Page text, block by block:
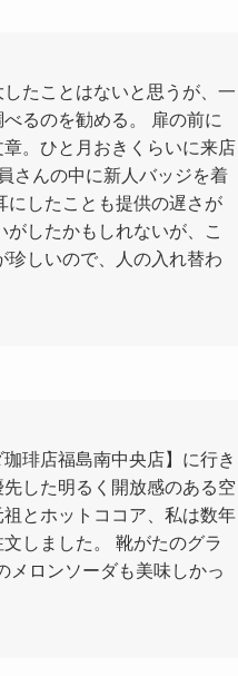
たことはないと思うが、一
るのを勧める。 扉の前に
。ひと月おきくらいに来店
さんの中に新人バッジを着
にしたことも提供の遅さが
したかもしれないが、こ
珍しいので、人の入れ替わ
琲店福島南中央店】に行き
した明るく開放感のある空
とホットココア、私は数年
しました。 靴がたのグラ
メロンソーダも美味しかっ